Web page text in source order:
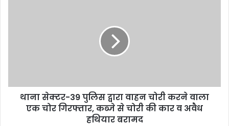
थाना सेक्टर-39 पुलिस द्वारा वाहन चोरी करने वाला
एक चोर गिरफ्तार, कब्जे से चोरी की कार व अवैध
हथियार बरामद